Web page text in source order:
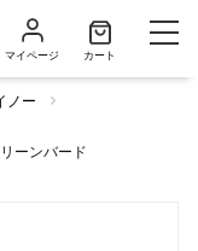
マイページ カート
ノー
ーンバード